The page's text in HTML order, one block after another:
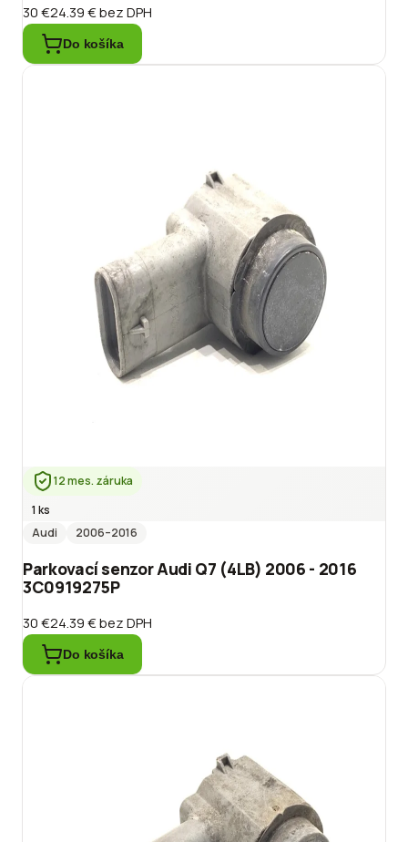
30 €24.39 €bez DPH
Do košíka
12 mes. záruka
1 ks
Audi
2006–2016
Parkovací senzor Audi Q7 (4LB) 2006 - 2016
3C0919275P
30 €24.39 €bez DPH
Do košíka